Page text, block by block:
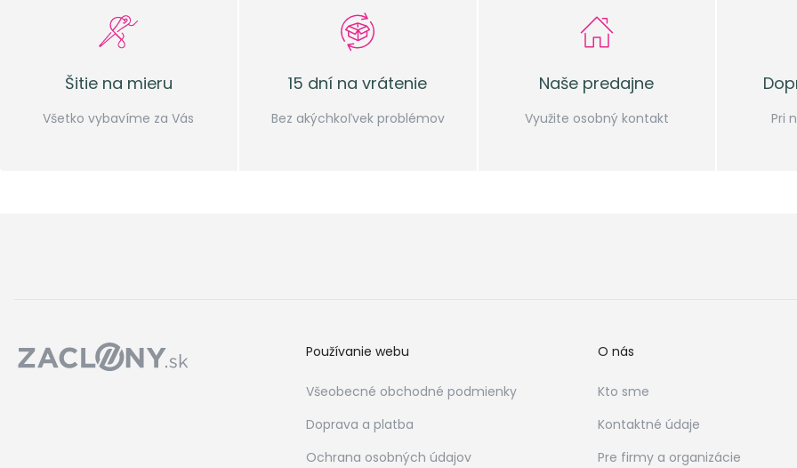
Šitie na mieru
Všetko vybavíme za Vás
15 dní na vrátenie
Bez akýchkoľvek problémov
Naše predajne
Využite osobný kontakt Pri
Používanie webu
Všeobecné obchodné podmienky
Doprava a platba
Ochrana osobných údajov
O nás
Kto sme
Kontaktné údaje
Pre firmy a organizácie